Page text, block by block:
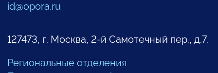
id@opora.ru
127473, г. Москва, 2-й Самотечный пер., д.7.
Региональные отделения